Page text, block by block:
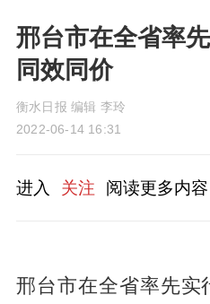
邢台市在全省率
同效同价
衡水日报 编辑 李玲
2022-06-14 16:31
进入 关注 阅读更多内容
邢台市在全省率先实